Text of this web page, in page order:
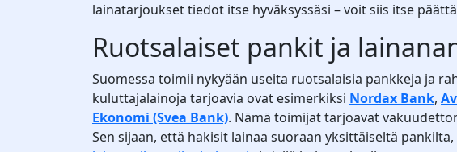
lainatarjoukset tiedot itse hyväksyssäsi – voit siis itse
Ruotsalaiset pankit ja
Suomessa toimii nykyään useita ruotsalaisia pankkeja ja
kuluttajalainoja tarjoavia ovat esimerkiksi Nordax Bank,
Ekonomi (Svea Bank). Nämä toimijat tarjoavat
Sen sijaan, että hakisit lainaa suoraan yksittäiseltä